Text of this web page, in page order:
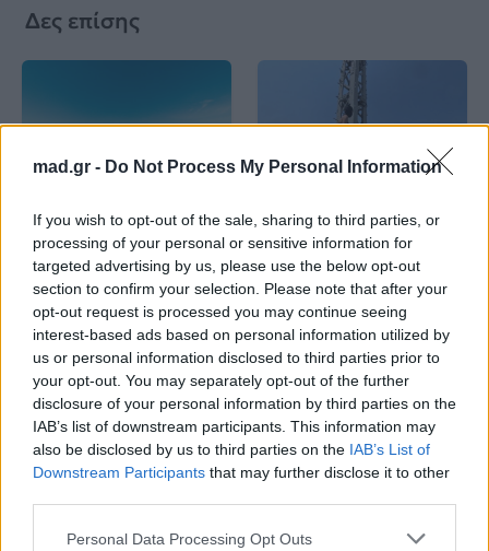
mad.gr - Do Not Process My Personal Information
If you wish to opt-out of the sale, sharing to third parties, or
processing of your personal or sensitive information for
targeted advertising by us, please use the below opt-out
section to confirm your selection. Please note that after your
opt-out request is processed you may continue seeing
interest-based ads based on personal information utilized by
us or personal information disclosed to third parties prior to
your opt-out. You may separately opt-out of the further
disclosure of your personal information by third parties on the
IAB’s list of downstream participants. This information may
also be disclosed by us to third parties on the IAB’s List of
Downstream Participants that may further disclose it to other
Personal Data Processing Opt Outs
Δες επίσης
Καλοκαίρι στην Αττική
με επιφυλάξεις – Ποιες
παραλίες έχουν
χαρακτηριστεί
ακατάλληλες
04.07.2026
Το πιο επικίνδυνο
«Will you marry me?»
που έχουμε δει ποτέ –
Το ζευγάρι που
σκαρφάλωσε στο
Empire State Building
02.07.2026